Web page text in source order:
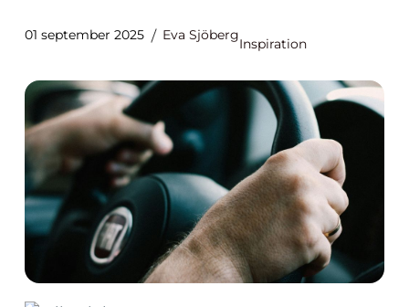
01 september 2025 Eva Sjöberg
Inspiration